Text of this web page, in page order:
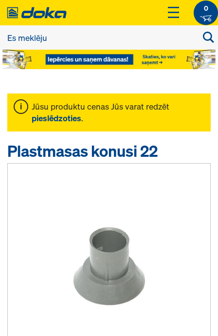
0
Jūsu produktu cenas Jūs varat redzēt
pieslēdzoties.
Plastmasas konusi 22